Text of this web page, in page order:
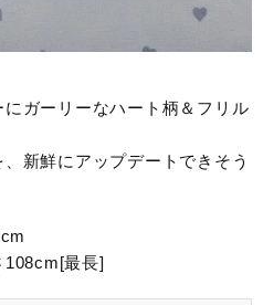
ガーリーなハート柄＆フリル
新鮮にアップデートできそう
108cm[最長]